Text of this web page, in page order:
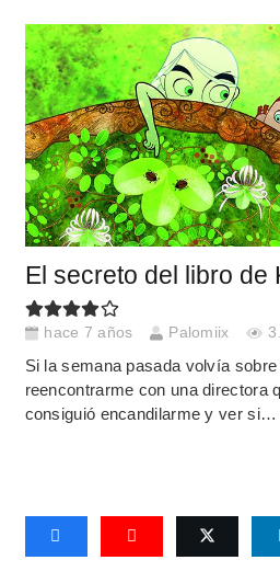
El secreto del libro de
hace 7 años Palomiix
Si la semana pasada volvía
reencontrarme con una directora
consiguió encandilarme y ver si…